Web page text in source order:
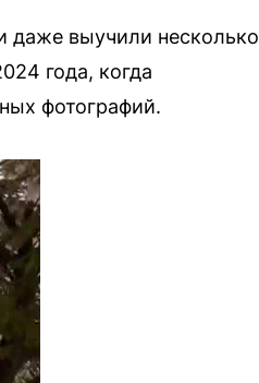
даже выучили несколько
года, когда
фотографий.